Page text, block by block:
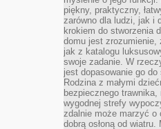
piękny, praktyczny,
zarówno dla ludzi, jak i
krokiem do stworzenia
domu jest zrozumienie,
jak z katalogu
swoje zadanie. W
jest dopasowanie go
Rodzina z małymi
bezpiecznego
wygodnej strefy
zdalnie może marzyć
dobrą osłoną od